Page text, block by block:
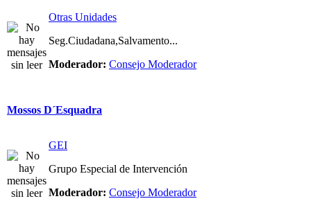
Otras Unidades
Seg.Ciudadana,Salvamento...
Moderador: Consejo Moderador
Mossos D´Esquadra
GEI
Grupo Especial de Intervención
Moderador: Consejo Moderador